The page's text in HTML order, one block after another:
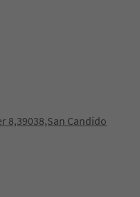
8,39038,San Candido